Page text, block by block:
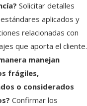
Solicitar detalles
aplicados y
relacionadas con
que aporta el cliente.
manejan
frágiles,
o considerados
Confirmar los